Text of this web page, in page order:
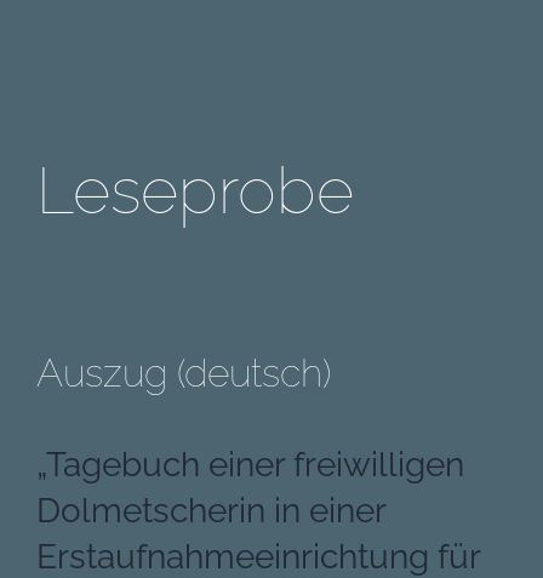
Leseprobe
Auszug (deutsch)
„Tagebuch einer freiwilligen
Dolmetscherin in einer
Erstaufnahmeeinrichtung für